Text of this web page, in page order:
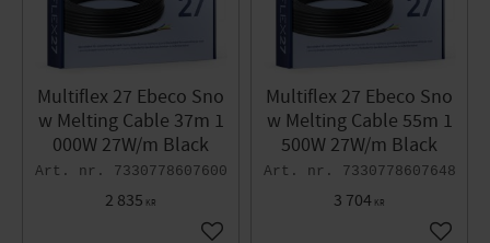
Multiflex 27 Ebeco Sno
w Melting Cable 37m 1
000W 27W/m Black
7330778607600
2 835 KR
Multiflex 27 Ebeco Sno
w Melting Cable 55m 1
500W 27W/m Black
7330778607648
3 704 KR